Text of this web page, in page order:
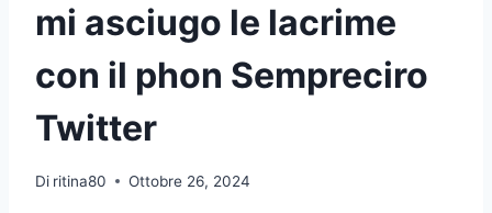
mi asciugo le lacrime
con il phon Sempreciro
Twitter
Di ritina80 Ottobre 26, 2024